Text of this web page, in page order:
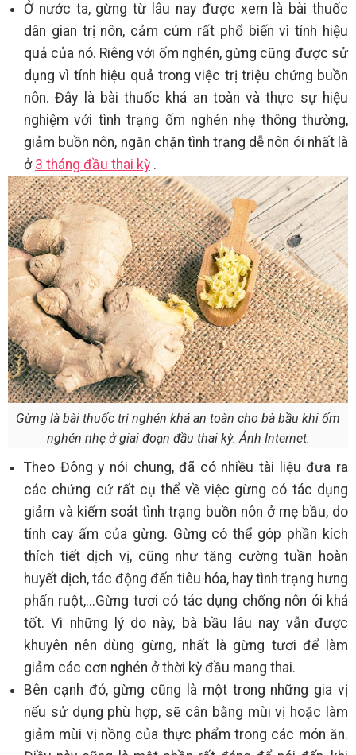
Ở nước ta, gừng từ lâu nay được xem là bài thuốc
dân gian trị nôn, cảm cúm rất phổ biến vì tính hiệu
quả của nó. Riêng với ốm nghén, gừng cũng được sử
dụng vì tính hiệu quả trong việc trị triệu chứng buồn
nôn. Đây là bài thuốc khá an toàn và thực sự hiệu
nghiệm với tình trạng ốm nghén nhẹ thông thường,
giảm buồn nôn, ngăn chặn tình trạng dễ nôn ói nhất là
ở 3 tháng đầu thai kỳ .
Gừng là bài thuốc trị nghén khá an toàn cho bà bầu khi ốm
nghén nhẹ ở giai đoạn đầu thai kỳ. Ảnh Internet.
Theo Đông y nói chung, đã có nhiều tài liệu đưa ra
các chứng cứ rất cụ thể về việc gừng có tác dụng
giảm và kiểm soát tình trạng buồn nôn ở mẹ bầu, do
tính cay ấm của gừng. Gừng có thể góp phần kích
thích tiết dịch vị, cũng như tăng cường tuần hoàn
huyết dịch, tác động đến tiêu hóa, hay tình trạng hưng
phấn ruột,...Gừng tươi có tác dụng chống nôn ói khá
tốt. Vì những lý do này, bà bầu lâu nay vẫn được
khuyên nên dùng gừng, nhất là gừng tươi để làm
giảm các cơn nghén ở thời kỳ đầu mang thai.
Bên cạnh đó, gừng cũng là một trong những gia vị
nếu sử dụng phù hợp, sẽ cân bằng mùi vị hoặc làm
giảm mùi vị nồng của thực phẩm trong các món ăn.